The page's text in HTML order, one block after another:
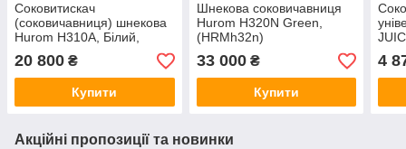
Соковитискач
(соковичавниця) шнекова
Hurom H310A, Білий,
(HRMh310а)
20 800 ₴
Купити
Шнекова соковичавниця
Hurom H320N Green,
(HRMh32n)
33 000₴
Купити
4
Акційні пропозиції та новинки